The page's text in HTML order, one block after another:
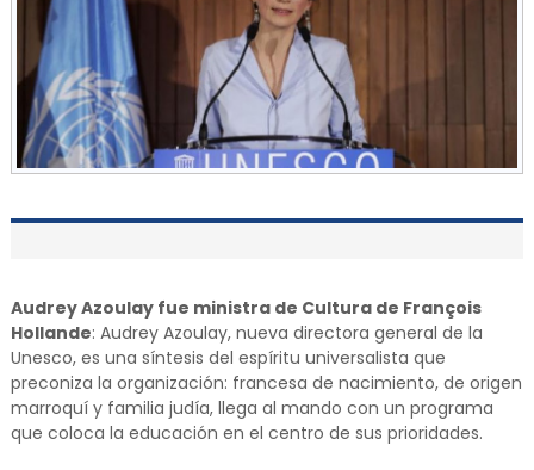
Audrey Azoulay fue ministra de Cultura de François
Hollande: Audrey Azoulay, nueva directora general de la
Unesco, es una síntesis del espíritu universalista que
preconiza la organización: francesa de nacimiento, de origen
marroquí y familia judía, llega al mando con un programa
que coloca la educación en el centro de sus prioridades.